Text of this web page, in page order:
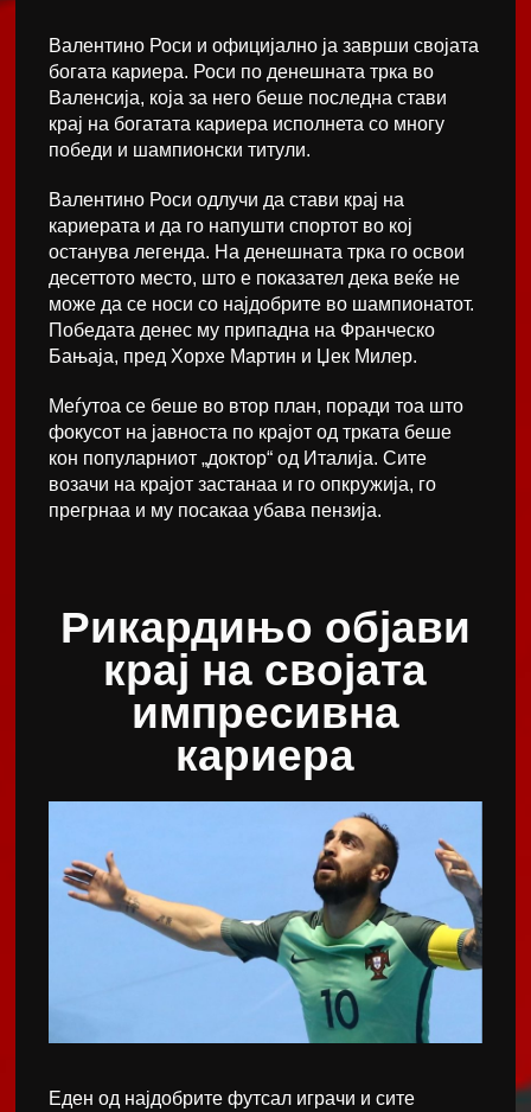
Валентино Роси и официјално ја заврши својата
богата кариера. Роси по денешната трка во
Валенсија, која за него беше последна стави
крај на богатата кариера исполнета со многу
победи и шампионски титули.
Валентино Роси одлучи да стави крај на
кариерата и да го напушти спортот во кој
останува легенда. На денешната трка го освои
десеттото место, што е показател дека веќе не
може да се носи со најдобрите во шампионатот.
Победата денес му припадна на Франческо
Бањаја, пред Хорхе Мартин и Џек Милер.
Меѓутоа се беше во втор план, поради тоа што
фокусот на јавноста по крајот од трката беше
кон популарниот „доктор“ од Италија. Сите
возачи на крајот застанаа и го опкружија, го
прегрнаа и му посакаа убава пензија.
Рикардињо објави
крај на својата
импресивна
кариера
Еден од најдобрите футсал играчи и сите